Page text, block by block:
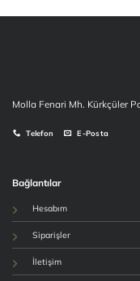
Molla Fenari Mh. Kürkçüler
Telefon E-Posta
Bağlantılar
Hesabım
Siparişler
İletişim